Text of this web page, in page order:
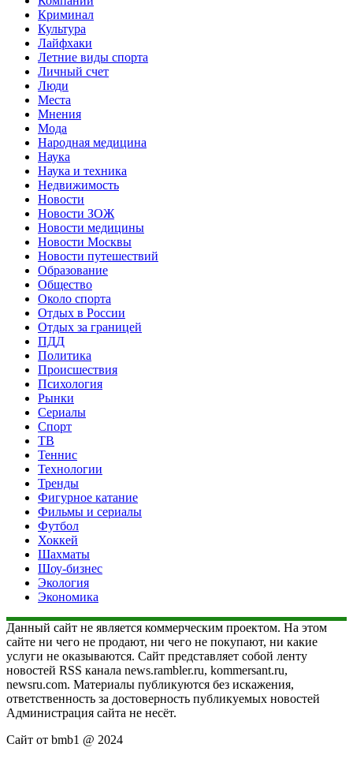
Криминал
Культура
Лайфхаки
Летние виды спорта
Личный счет
Люди
Места
Мнения
Мода
Народная медицина
Наука
Наука и техника
Недвижимость
Новости
Новости ЗОЖ
Новости медицины
Новости Москвы
Новости путешествий
Образование
Общество
Около спорта
Отдых в России
Отдых за границей
ПДД
Политика
Происшествия
Психология
Рынки
Сериалы
Спорт
ТВ
Теннис
Технологии
Тренды
Фигурное катание
Фильмы и сериалы
Футбол
Хоккей
Шахматы
Шоу-бизнес
Экология
Экономика
Данный сайт не является коммерческим проектом. На этом
сайте ни чего не продают, ни чего не покупают, ни какие
услуги не оказываются. Сайт представляет собой ленту
новостей RSS канала news.rambler.ru, kommersant.ru,
newsru.com. Материалы публикуются без искажения,
ответственность за достоверность публикуемых новостей
Администрация сайта не несёт.
Сайт от bmb1 @ 2024